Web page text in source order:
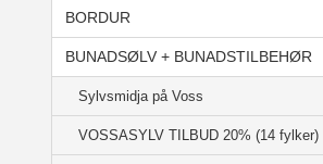
BORDUR
BUNADSØLV + BUNADSTILBEHØR
Sylvsmidja på Voss
VOSSASYLV TILBUD 20% (14 fylker)